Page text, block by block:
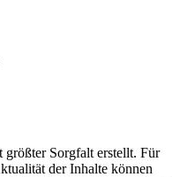
größter Sorgfalt erstellt. Für
der Inhalte können